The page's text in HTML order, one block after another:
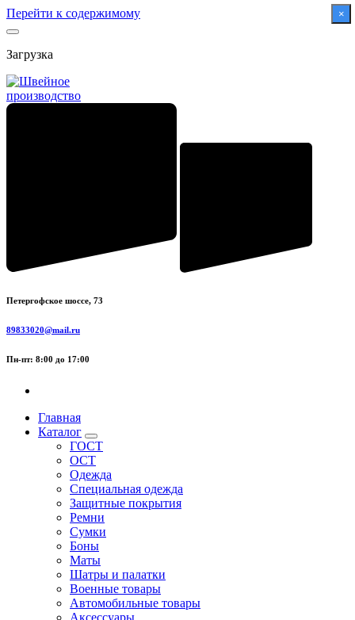
Перейти к содержимому
Загрузка
Петергофское шоссе, 73
89833020@mail.ru
Пн-пт: 8:00 до 17:00
Главная
Каталог
ГОСТ
ОСТ
Одежда
Специальная одежда
Защитные покрытия
Ремни
Сумки
Боны
Маты
Шатры и палатки
Военные товары
Автомобильные товары
Аксессуары
×